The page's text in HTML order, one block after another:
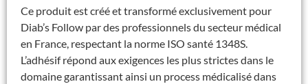
Ce produit est créé et transformé exclusivement pour
Diab’s Follow par des professionnels du secteur médical
en France, respectant la norme ISO santé 1348S.
L’adhésif répond aux exigences les plus strictes dans le
domaine garantissant ainsi un process médicalisé dans